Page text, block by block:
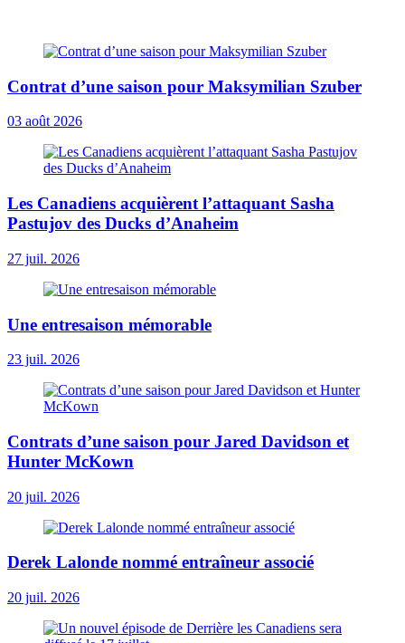
Contrat d’une saison pour Maksymilian Szuber
03 août 2026
Les Canadiens acquièrent l’attaquant Sasha
Pastujov des Ducks d’Anaheim
27 juil. 2026
Une entresaison mémorable
23 juil. 2026
Contrats d’une saison pour Jared Davidson et
Hunter McKown
20 juil. 2026
Derek Lalonde nommé entraîneur associé
20 juil. 2026